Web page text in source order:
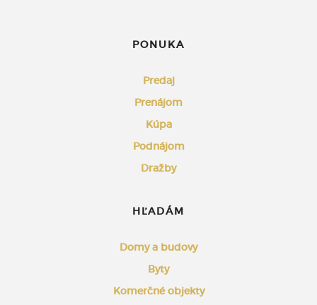
PONUKA
Predaj
Prenájom
Kúpa
Podnájom
Dražby
HĽADÁM
Domy a budovy
Byty
Komerčné objekty